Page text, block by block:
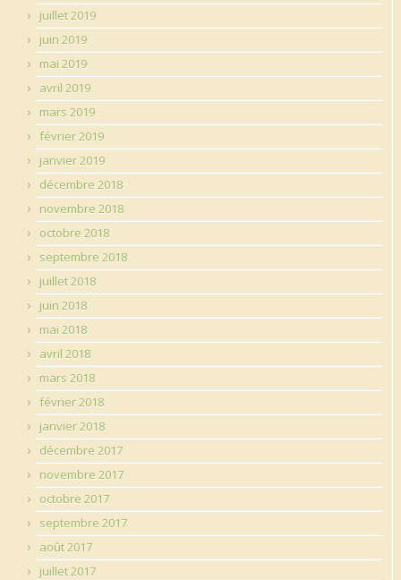
juillet 2019
juin 2019
mai 2019
avril 2019
mars 2019
février 2019
janvier 2019
décembre 2018
novembre 2018
octobre 2018
septembre 2018
juillet 2018
juin 2018
mai 2018
avril 2018
mars 2018
février 2018
janvier 2018
décembre 2017
novembre 2017
octobre 2017
septembre 2017
août 2017
juillet 2017